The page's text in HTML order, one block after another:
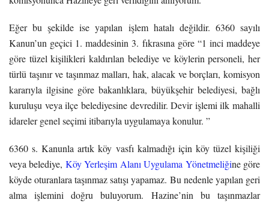
Eğer bu şekilde ise yapılan işlem hatalı değildir. 6360 sayılı
Kanun’un geçici 1. maddesinin 3. fıkrasına göre “1 inci maddeye
göre tüzel kişilikleri kaldırılan belediye ve köylerin personeli, her
türlü taşınır ve taşınmaz malları, hak, alacak ve borçları, komisyon
kararıyla ilgisine göre bakanlıklara, büyükşehir belediyesi, bağlı
kuruluşu veya ilçe belediyesine devredilir. Devir işlemi ilk mahalli
idareler genel seçimi itibarıyla uygulamaya konulur. ”
6360 s. Kanunla artık köy vasfı kalmadığı için köy tüzel kişiliği
veya belediye, Köy Yerleşim Alanı Uygulama Yönetmeliğine göre
köyde oturanlara taşınmaz satışı yapamaz. Bu nedenle yapılan geri
alma işlemini doğru buluyorum. Hazine’nin bu taşınmazlar